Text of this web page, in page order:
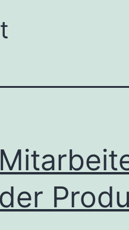
der